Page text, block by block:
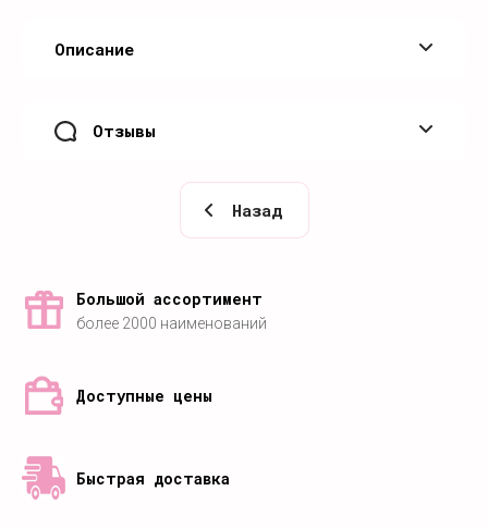
Описание
Отзывы
Назад
Большой ассортимент
более 2000 наименований
Доступные цены
Быстрая доставка